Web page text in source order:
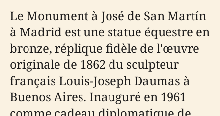
Le Monument à José de San Martín
à Madrid est une statue équestre en
bronze, réplique fidèle de l'œuvre
originale de 1862 du sculpteur
français Louis-Joseph Daumas à
Buenos Aires. Inauguré en 1961